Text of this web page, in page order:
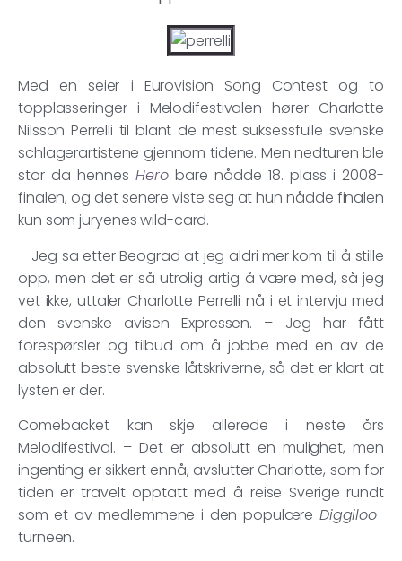
Med en seier i Eurovision Song Contest og to
topplasseringer i Melodifestivalen hører Charlotte
Nilsson Perrelli til blant de mest suksessfulle svenske
schlagerartistene gjennom tidene. Men nedturen ble
stor da hennesHerobare nådde 18. plass i 2008-
finalen, og det senere viste seg at hun nådde finalen
kun som juryenes wild-card.
– Jeg sa etter Beograd at jeg aldri mer kom til å stille
opp, men det er så utrolig artig å være med, så jeg
vet ikke, uttaler Charlotte Perrelli nå i et intervju med
den svenske avisen Expressen. – Jeg har fått
forespørsler og tilbud om å jobbe med en av de
absolutt beste svenske låtskriverne, så det er klart at
lysten er der.
Comebacket kan skje allerede i neste års
Melodifestival. – Det er absolutt en mulighet, men
ingenting er sikkert ennå, avslutter Charlotte, som for
tiden er travelt opptatt med å reise Sverige rundt
som et av medlemmene i den populære Diggiloo-
turneen.